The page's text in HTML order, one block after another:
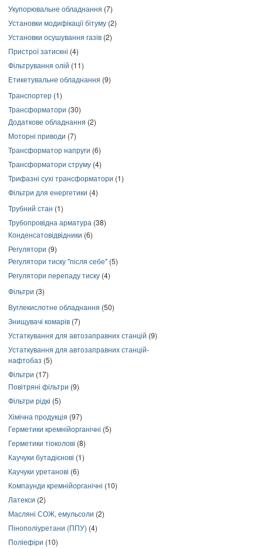
Укупорювальне обладнання (7)
Установки модифікації бітуму (2)
Установки осушування газів (2)
Пристрої затискні (4)
Фільтрування олій (11)
Етикетувальне обладнання (9)
Транспортер (1)
Трансформатори (30)
Додаткове обладнання (2)
Моторні приводи (7)
Трансформатор напруги (6)
Трансформатори струму (4)
Трифазні сухі трансформатори (1)
Фільтри для енергетики (4)
Трубний стан (1)
Трубопровідна арматура (38)
Конденсатовідвідники (6)
Регулятори (9)
Регулятори тиску "після себе" (5)
Регулятори перепаду тиску (4)
Фільтри (3)
Вуглекислотне обладнання (50)
Знищувачі комарів (7)
Устаткування для автозаправних станцій (9)
Устаткування для автозаправних станцій-
нафтобаз (5)
Фільтри (17)
Повітряні фільтри (9)
Фільтри рідкі (5)
Хімічна продукція (97)
Герметики кремнійорганічні (5)
Герметики тіоколові (8)
Каучуки бутадієнові (1)
Каучуки уретанові (6)
Компаунди кремнійорганічні (10)
Латекси (2)
Масляні СОЖ, емульсоли (2)
Пінополіуретани (ППУ) (4)
Поліефіри (10)